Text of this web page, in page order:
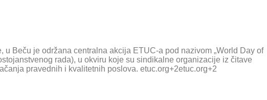
u Beču je održana centralna akcija ETUC-a pod nazivom „World Day of
rada), u okviru koje su sindikalne organizacije iz čitave
pravednih i kvalitetnih poslova. etuc.org+2etuc.org+2